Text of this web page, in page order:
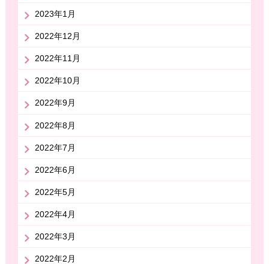
2023年1月
2022年12月
2022年11月
2022年10月
2022年9月
2022年8月
2022年7月
2022年6月
2022年5月
2022年4月
2022年3月
2022年2月